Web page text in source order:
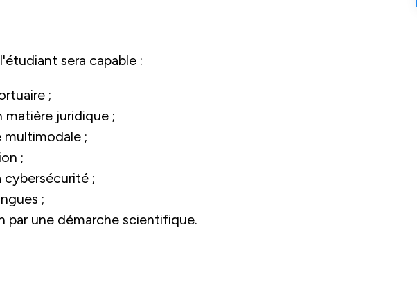
sera capable :
;
matière juridique ;
multimodale ;
;
;
;
par une démarche scientifique.